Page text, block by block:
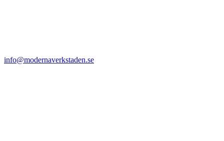
info@modernaverkstaden.se